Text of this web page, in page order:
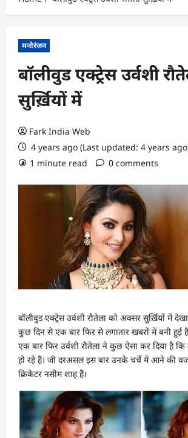
मनोरंजन
बॉलीवुड एक्ट्रेस उर्वशी
सुर्ख़ियों में
Fark India Web
4 years ago (Last updated: 4 years
1 minute read
0 comments
बॉलीवुड एक्ट्रेस उर्वशी रौतेला को अक्सर सुर्ख़ियों में
कुछ दिन से एक बार फिर से लगातार खबरों में बनी हुई
एक बार फिर उर्वशी रौतेला ने कुछ ऐसा कर दिया है
हो रहे हैं। जी दरअसल इस बार उनके चर्चे में आने की
क्रिकेटर नसीम शाह हैं।